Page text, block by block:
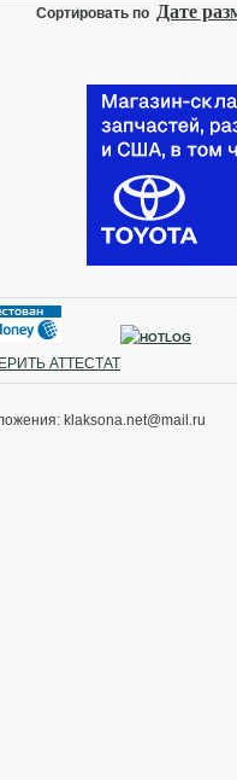
Сортировать по Дате
АТТЕСТАТ
klaksona.net@mail.ru